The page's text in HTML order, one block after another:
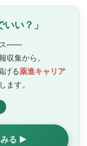
い？」
ス——
収集から。
げる薬進キャリア
ます。
みる ▶